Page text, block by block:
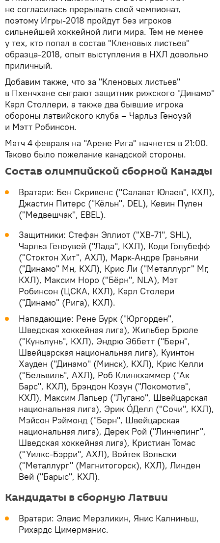
не согласилась прерывать свой чемпионат,
поэтому Игры-2018 пройдут без игроков
сильнейшей хоккейной лиги мира. Тем не менее
у тех, кто попал в состав "Кленовых листьев"
образца-2018, опыт выступления в НХЛ довольно
приличный.
Добавим также, что за "Кленовых листьев"
в Пхенчхане сыграют защитник рижского "Динамо"
Карл Столлери, а также два бывшие игрока
обороны латвийского клуба – Чарльз Геноуэй
и Мэтт Робинсон.
Матч 4 февраля на "Арене Рига" начнется в 21:00.
Таково было пожелание канадской стороны.
Состав олимпийской сборной Канады
Вратари: Бен Скривенс ("Салават Юлаев", КХЛ),
Джастин Питерс ("Кёльн", DEL), Кевин Пулен
("Медвешчак", EBEL).
Защитники: Стефан Эллиот ("ХВ-71", SHL),
Чарльз Геноувей ("Лада", КХЛ), Коди Голубефф
("Стоктон Хит", АХЛ), Марк-Андре Граньяни
("Динамо" Мн, КХЛ), Крис Ли ("Металлург" Мг,
КХЛ), Максим Норо ("Бёрн", NLA), Мэт
Робинсон (ЦСКА, КХЛ), Карл Столери
("Динамо" (Рига), КХЛ).
Нападающие: Рене Бурк ("Юргорден",
Шведская хоккейная лига), Жильбер Брюле
("Куньлунь", КХЛ), Эндрю Эббетт ("Берн",
Швейцарская национальная лига), Куинтон
Хауден ("Динамо" (Минск), КХЛ), Крис Келли
("Бельвиль", АХЛ), Роб Клинкхаммер ("Ак
Барс", КХЛ), Брэндон Козун ("Локомотив",
КХЛ), Максим Лапьер ("Лугано", Швейцарская
национальная лига), Эрик О`Делл ("Сочи", КХЛ),
Мэйсон Рэймонд ("Берн", Швейцарская
национальная лига), Дерек Рой ("Линчепинг",
Шведская хоккейная лига), Кристиан Томас
("Уилкс-Бэрри", АХЛ), Войтек Вольски
("Металлург" (Магнитогорск), КХЛ), Линден
Вей ("Барыс", КХЛ).
Кандидаты в сборную Латвии
Вратари: Элвис Мерзликин, Янис Калниньш,
Рихардс Цимерманис.